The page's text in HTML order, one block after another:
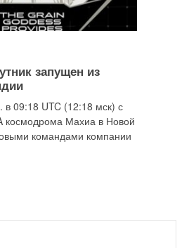
запущен из
в 09:18 UTC (12:18 мск) с
космодрома Махиа в Новой
командами компании